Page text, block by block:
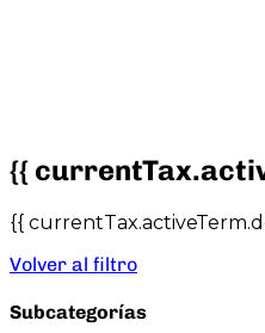
{{
{{
Volver al filtro
Subcategorías